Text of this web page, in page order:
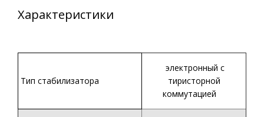
Характеристики
Тип стабилизатора
электронный с
тиристорной
коммутацией